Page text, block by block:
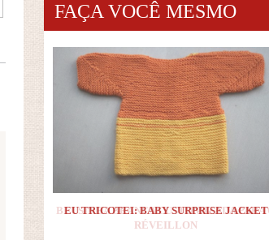
FAÇA VOCÊ MESMO
EU TRICOTEI: BABY SURPRISE JACKET